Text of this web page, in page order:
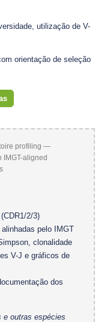
utilização de V-
orientação de seleção
2/3)
pelo IMGT
clonalidade
V-J e gráficos de
dos
e outras espécies